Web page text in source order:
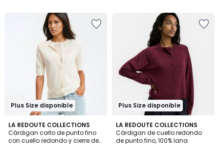
Plus Size disponible
LA REDOUTE COLLECTIONS
Cárdigan corto de punto fino
con cuello redondo y cierre de
4,7
/ 5
Plus Size disponible
LA REDOUTE COLLECTIONS
Cárdigan de cuello redondo
de punto fino, 100% lana
4
/
5
2
Colores